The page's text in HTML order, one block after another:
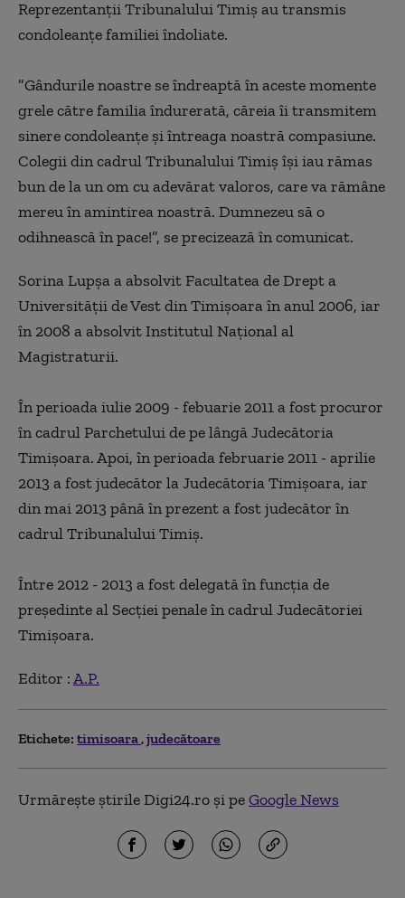
Reprezentanţii Tribunalului Timiş au transmis
condoleanţe familiei îndoliate.
”Gândurile noastre se îndreaptă în aceste momente
grele către familia îndurerată, căreia îi transmitem
sinere condoleanţe şi întreaga noastră compasiune.
Colegii din cadrul Tribunalului Timiş îşi iau rămas
bun de la un om cu adevărat valoros, care va rămâne
mereu în amintirea noastră. Dumnezeu să o
odihnească în pace!”, se precizează în comunicat.
Sorina Lupşa a absolvit Facultatea de Drept a
Universităţii de Vest din Timişoara în anul 2006, iar
în 2008 a absolvit Institutul Naţional al
Magistraturii.
În perioada iulie 2009 - febuarie 2011 a fost procuror
în cadrul Parchetului de pe lângă Judecătoria
Timişoara. Apoi, în perioada februarie 2011 - aprilie
2013 a fost judecător la Judecătoria Timişoara, iar
din mai 2013 până în prezent a fost judecător în
cadrul Tribunalului Timiş.
Între 2012 - 2013 a fost delegată în funcţia de
preşedinte al Secţiei penale în cadrul Judecătoriei
Timişoara.
Editor :A.P.
Etichete: timisoara judecătoare
Urmărește știrile Digi24.ro și peGoogle News